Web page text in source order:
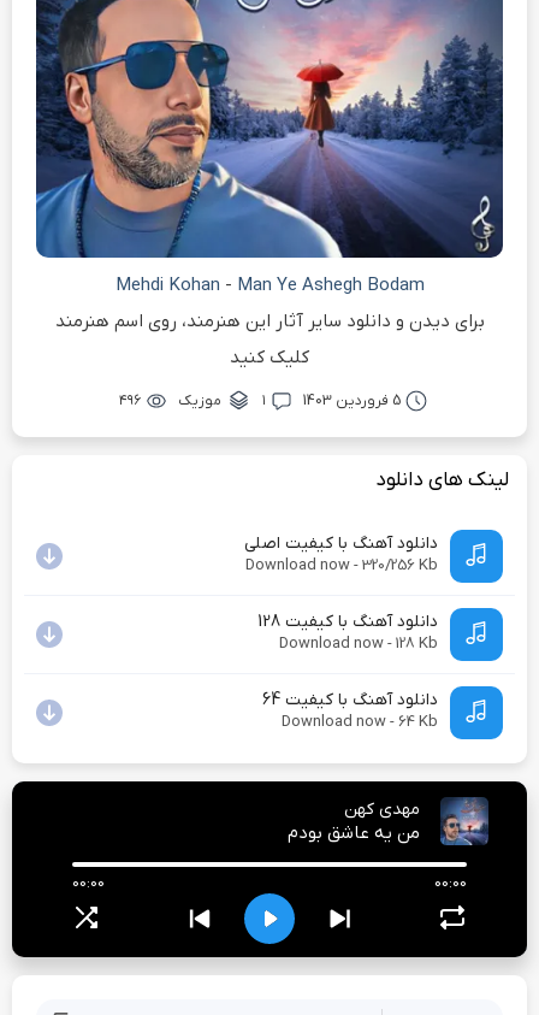
Mehdi Kohan - Man Ye Ashegh Bodam
برای دیدن و دانلود سایر آثار این هنرمند، روی اسم هنرمند
کلیک کنید
5 فروردین 1403 ۱ موزیک ۴۹۶
لینک های دانلود
دانلود آهنگ با کیفیت اصلی
Download now - 320/256 Kb
دانلود آهنگ با کیفیت 128
Download now - 128 Kb
دانلود آهنگ با کیفیت 64
Download now - 64 Kb
مهدی کهن
من یه عاشق بودم
00:00 00:00